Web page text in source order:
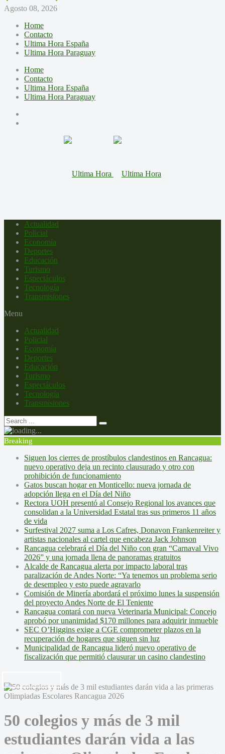
Agosto 08, 2026
Home
Contacto
Ultima Hora España
Ultima Hora Paraguay
Home
Contacto
Ultima Hora España
Ultima Hora Paraguay
Actualidad
Policial
Economía
Deportes
Educación
Turismo
Espectáculos
Tecnología
Transmisiones
Menu
Actualidad
Policial
Economía
Deportes
Educación
Turismo
Espectáculos
Tecnología
Transmisiones
Breaking
Siguen los cierres de prostíbulos clandestinos en Rancagua:
nuevo operativo deja un recinto clausurado y otro con
prohibición de funcionamiento
Gatos buscan hogar en Monticello: nueva jornada de
adopción llega en el Día del Niño
Rectora UOH presentó al Consejo Regional los avances que
consolidan a la Universidad Estatal tras sus primeros 11 años
de vida
Surfestival 2027 suma a Los Cafres, Donavon Frankenreiter y
artistas nacionales al cartel que encabeza Jack Johnson
Rancagua celebrará el Día del Niño con gran “Carnaval Vivo
2026” y una jornada llena de panoramas gratuitos
Alcalde de Rancagua alerta por impacto laboral tras
paralización de Andes Norte: “Ya tenemos un problema serio
de desempleo y esto puede agravarlo
Comisión de Minería abordará el próximo lunes la suspensión
del proyecto Andes Norte de El Teniente
Rancagua contará con nueva Veterinaria Municipal: Concejo
aprobó por unanimidad $170 millones para adquirir inmueble
SEC O’Higgins exige a CGE comprometer plazos en la
recuperación de hogares que siguen sin luz
Municipalidad de Rancagua lideró nuevo operativo de
fiscalización que permitió clausurar un casino clandestino
50 colegios y más de 3 mil
estudiantes darán vida a las